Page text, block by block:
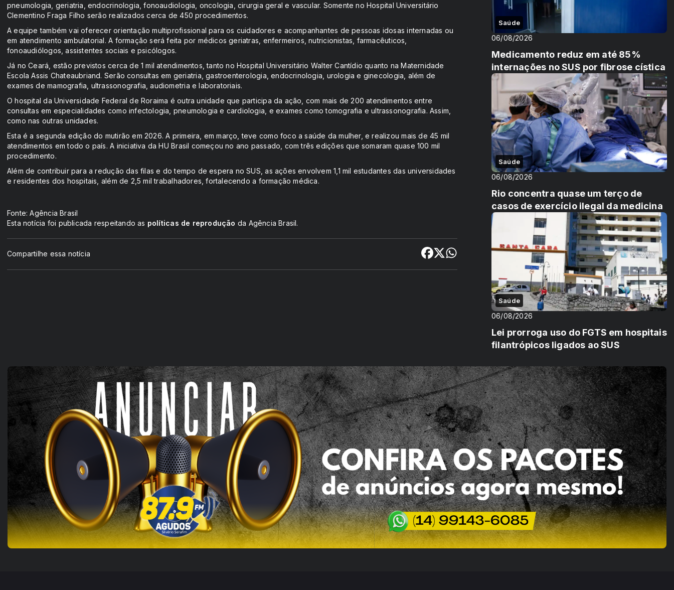
pneumologia, geriatria, endocrinologia, fonoaudiologia, oncologia, cirurgia geral e vascular. Somente no Hospital Universitário
Clementino Fraga Filho serão realizados cerca de 450 procedimentos.
A equipe também vai oferecer orientação multiprofissional para os cuidadores e acompanhantes de pessoas idosas internadas ou
em atendimento ambulatorial. A formação será feita por médicos geriatras, enfermeiros, nutricionistas, farmacêuticos,
fonoaudiólogos, assistentes sociais e psicólogos.
Já no Ceará, estão previstos cerca de 1 mil atendimentos, tanto no Hospital Universitário Walter Cantídio quanto na Maternidade
Escola Assis Chateaubriand. Serão consultas em geriatria, gastroenterologia, endocrinologia, urologia e ginecologia, além de
exames de mamografia, ultrassonografia, audiometria e laboratoriais.
O hospital da Universidade Federal de Roraima é outra unidade que participa da ação, com mais de 200 atendimentos entre
consultas em especialidades como infectologia, pneumologia e cardiologia, e exames como tomografia e ultrassonografia. Assim,
como nas outras unidades.
Esta é a segunda edição do mutirão em 2026. A primeira, em março, teve como foco a saúde da mulher, e realizou mais de 45 mil
atendimentos em todo o país. A iniciativa da HU Brasil começou no ano passado, com três edições que somaram quase 100 mil
procedimento.
Além de contribuir para a redução das filas e do tempo de espera no SUS, as ações envolvem 1,1 mil estudantes das universidades
e residentes dos hospitais, além de 2,5 mil trabalhadores, fortalecendo a formação médica.
Fonte: Agência Brasil
Esta notícia foi publicada respeitando as políticas de reprodução da Agência Brasil.
Compartilhe essa notícia
Saúde
06/08/2026
Medicamento reduz em até 85%
internações no SUS por fibrose cística
Saúde
06/08/2026
Rio concentra quase um terço de
casos de exercício ilegal da medicina
Saúde
06/08/2026
Lei prorroga uso do FGTS em hospitais
filantrópicos ligados ao SUS